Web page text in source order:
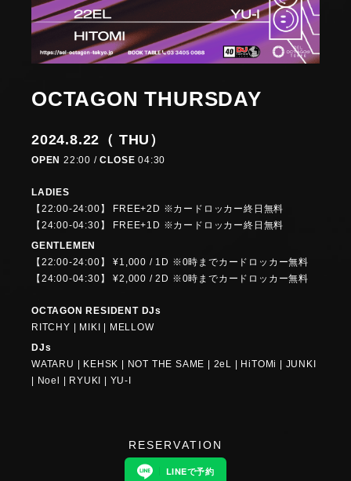
OCTAGON THURSDAY
2024.8.22（ THU）
OPEN 22:00 /CLOSE 04:30
LADIES
【22:00-24:00】 FREE+2D ※カードロッカー終日無料
【24:00-04:30】 FREE+1D ※カードロッカー終日無料
GENTLEMEN
【22:00-24:00】 ¥1,000 / 1D ※0時までカードロッカー無料
【24:00-04:30】 ¥2,000 / 2D ※0時までカードロッカー無料
OCTAGON RESIDENT DJs
RITCHY | MIKI | MELLOW
DJs
WATARU | KEHSK | NOT THE SAME | 2eL | HiTOMi | JUNKI
| Noel | RYUKI | YU-I
RESERVATION
LINEで予約